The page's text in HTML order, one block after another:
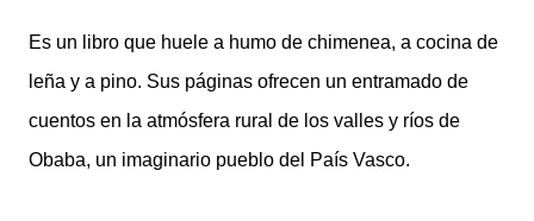
Es un libro que huele a humo de chimenea, a cocina de
leña y a pino. Sus páginas ofrecen un entramado de
cuentos en la atmósfera rural de los valles y ríos de
Obaba, un imaginario pueblo del País Vasco.